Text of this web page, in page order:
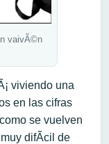
vaivÃ©n
viviendo una
en las cifras
se vuelven
difÃ­cil de